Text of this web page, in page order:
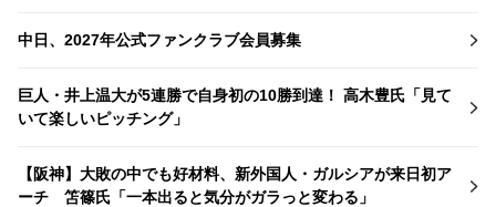
中日、2027年公式ファンクラブ会員募集
巨人・井上温大が5連勝で自身初の10勝到達！ 高木豊氏「見て
いて楽しいピッチング」
【阪神】大敗の中でも好材料、新外国人・ガルシアが来日初ア
ーチ 笘篠氏「一本出ると気分がガラっと変わる」